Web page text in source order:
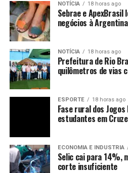
NOTÍCIA 18 horas ago
Sebrae e ApexBrasil
negócios à
NOTÍCIA 18 horas ago
Prefeitura de Rio
quilômetros de vias
ESPORTE 18 horas ago
Fase rural dos
estudantes em
ECONOMIA E INDUSTRIA
Selic cai para 14%,
corte insuficiente